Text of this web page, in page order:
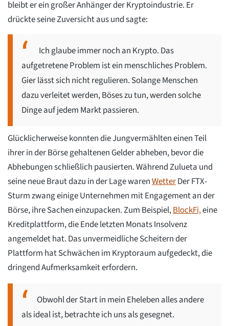
bleibt er ein großer Anhänger der Kryptoindustrie. Er
drückte seine Zuversicht aus und sagte:
Ich glaube immer noch an Krypto. Das
aufgetretene Problem ist ein menschliches Problem.
Gier lässt sich nicht regulieren. Solange Menschen
dazu verleitet werden, Böses zu tun, werden solche
Dinge auf jedem Markt passieren.
Glücklicherweise konnten die Jungvermählten einen Teil
ihrer in der Börse gehaltenen Gelder abheben, bevor die
Abhebungen schließlich pausierten. Während Zulueta und
seine neue Braut dazu in der Lage warenWetterDer FTX-
Sturm zwang einige Unternehmen mit Engagement an der
Börse, ihre Sachen einzupacken. Zum Beispiel,BlockFi,eine
Kreditplattform, die Ende letzten Monats Insolvenz
angemeldet hat. Das unvermeidliche Scheitern der
Plattform hat Schwächen im Kryptoraum aufgedeckt, die
dringend Aufmerksamkeit erfordern.
Obwohl der Start in mein Eheleben alles andere
als ideal ist, betrachte ich uns als gesegnet.